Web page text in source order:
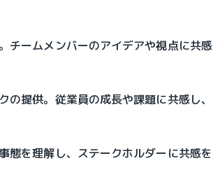
チームメンバーのアイデアや視点に共感
の提供。 従業員の成長や課題に共感し、
事態を理解し、ステークホルダーに共感を